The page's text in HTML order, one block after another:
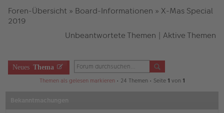
Foren-Übersicht » Board-Informationen » X-Mas Special
2019
Unbeantwortete Themen | Aktive Themen
Neues Thema
Themen als gelesen markieren• 24 Themen • Seite 1 von 1